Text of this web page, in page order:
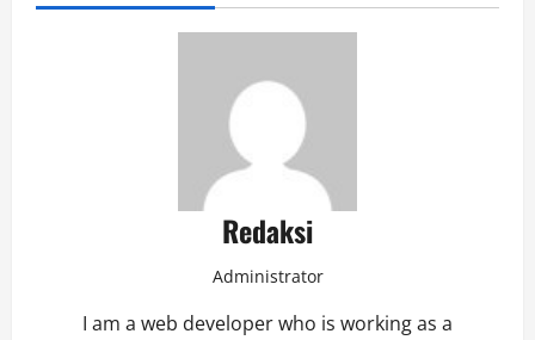
Redaksi
Administrator
I am a web developer who is working as a